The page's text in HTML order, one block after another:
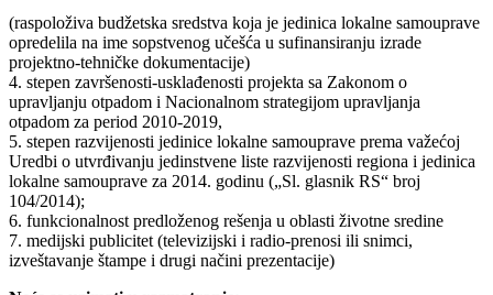
(raspoloživa budžetska sredstva koja je jedinica lokalne samouprave
opredelila na ime sopstvenog učešća u sufinansiranju izrade
projektno-tehničke dokumentacije)
4. stepen završenosti-usklađenosti projekta sa Zakonom o
upravljanju otpadom i Nacionalnom strategijom upravljanja
otpadom za period 2010-2019,
5. stepen razvijenosti jedinice lokalne samouprave prema važećoj
Uredbi o utvrđivanju jedinstvene liste razvijenosti regiona i jedinica
lokalne samouprave za 2014. godinu („Sl. glasnik RS“ broj
104/2014);
6. funkcionalnost predloženog rešenja u oblasti životne sredine
7. medijski publicitet (televizijski i radio-prenosi ili snimci,
izveštavanje štampe i drugi načini prezentacije)